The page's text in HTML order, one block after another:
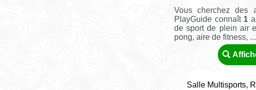
Vous cherchez des
PlayGuide connaît 1
de sport de plein air
pong, aire de fitness,
Salle Multisports,